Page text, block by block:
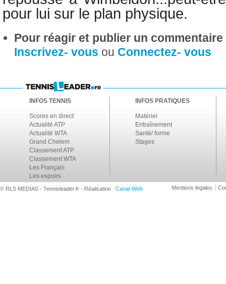
pour lui sur le plan physique.
Pour réagir et publier un
Inscrivez- vous ou Connectez- vous
INFOS TENNIS
Scores en direct
Actualité ATP
Actualité WTA
Grand Chelem
Classement ATP
Classement WTA
Les Français
Les espoirs
INFOS PRATIQUES
Matériel
Entraînement
Santé/ forme
Stages
© RLS MEDIAS - Tennisleader.fr - Réalisation : Canal-Web Mentions légales